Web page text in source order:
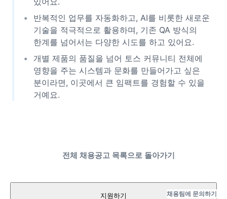
반복적인 업무를 자동화하고, AI를 비롯한 새로운
기술을 적극적으로 활용하며, 기존 QA 방식의
한계를 넘어서는 다양한 시도를 하고 있어요.
개별 제품의 품질을 넘어 토스 커뮤니티 전체에
영향을 주는 시스템과 문화를 만들어가고 싶은
분이라면, 이곳에서 큰 임팩트를 경험할 수 있을
거예요.
전체 채용공고 목록으로 돌아가기
지원하기 채용팀에 문의하기